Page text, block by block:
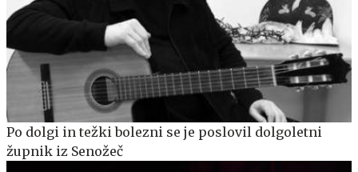
Po dolgi in težki bolezni se je poslovil dolgoletni
župnik iz Senožeč